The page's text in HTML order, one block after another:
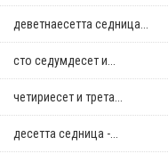
деветнаесетта седница...
сто седумдесет и...
четириесет и трета...
десетта седница -...